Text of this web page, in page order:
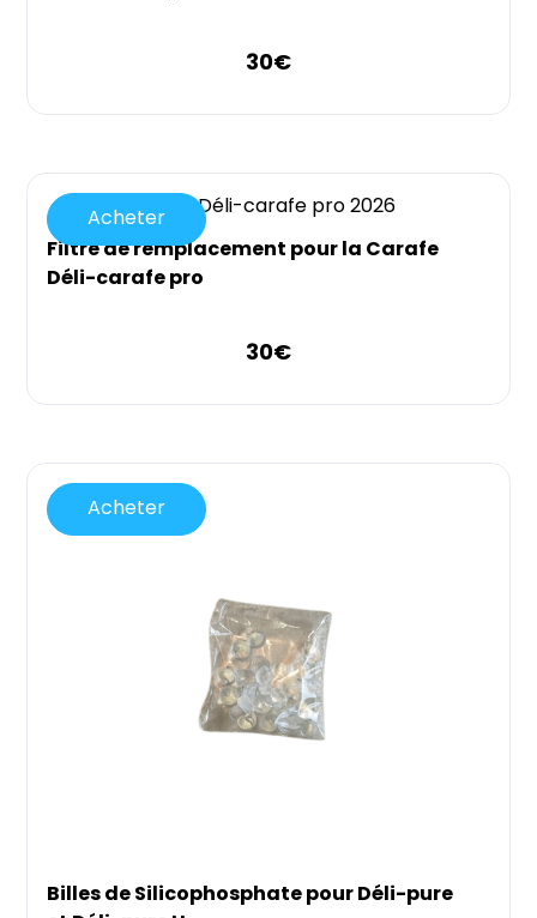
30€
Filtre de remplacement pour la Carafe
Déli-carafe pro
30€
Acheter
Billes de Silicophosphate pour Déli-pure
Acheter